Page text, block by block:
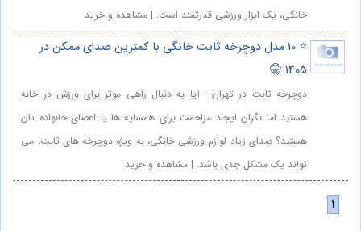
خانگی، یک ابزار ورزشی قدرتمند است. | مشاهده و خرید
⭐️ 10 مدل دوچرخه ثابت خانگی با کمترین صدای ممکن در
1405 🤫
دوچرخه ثابت در تهران - آیا به دنبال راهی موثر برای ورزش در خانه
هستید اما نگران ایجاد مزاحمت برای همسایه ها یا اعضای خانواده تان
هستید؟ صدای زیاد لوازم ورزشی خانگی، به ویژه دوچرخه های ثابت، می
تواند یک مشکل جدی باشد. | مشاهده و خرید